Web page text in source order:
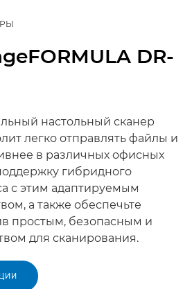
DR-
настольный сканер
легко отправлять файлы и
в различных офисных
гибридного
с этим адаптируемым
а также обеспечьте
простым, безопасным и
для сканирования.